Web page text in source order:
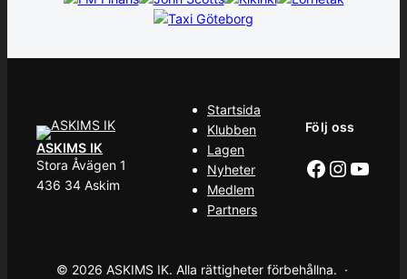
ASKIMS IK
Stora Åvägen 1
436 34 Askim
Startsida
Klubben
Lagen
Nyheter
Medlem
Partners
Följ oss
Facebook
© 2026 ASKIMS IK. Alla rättigheter förbehållna. ·